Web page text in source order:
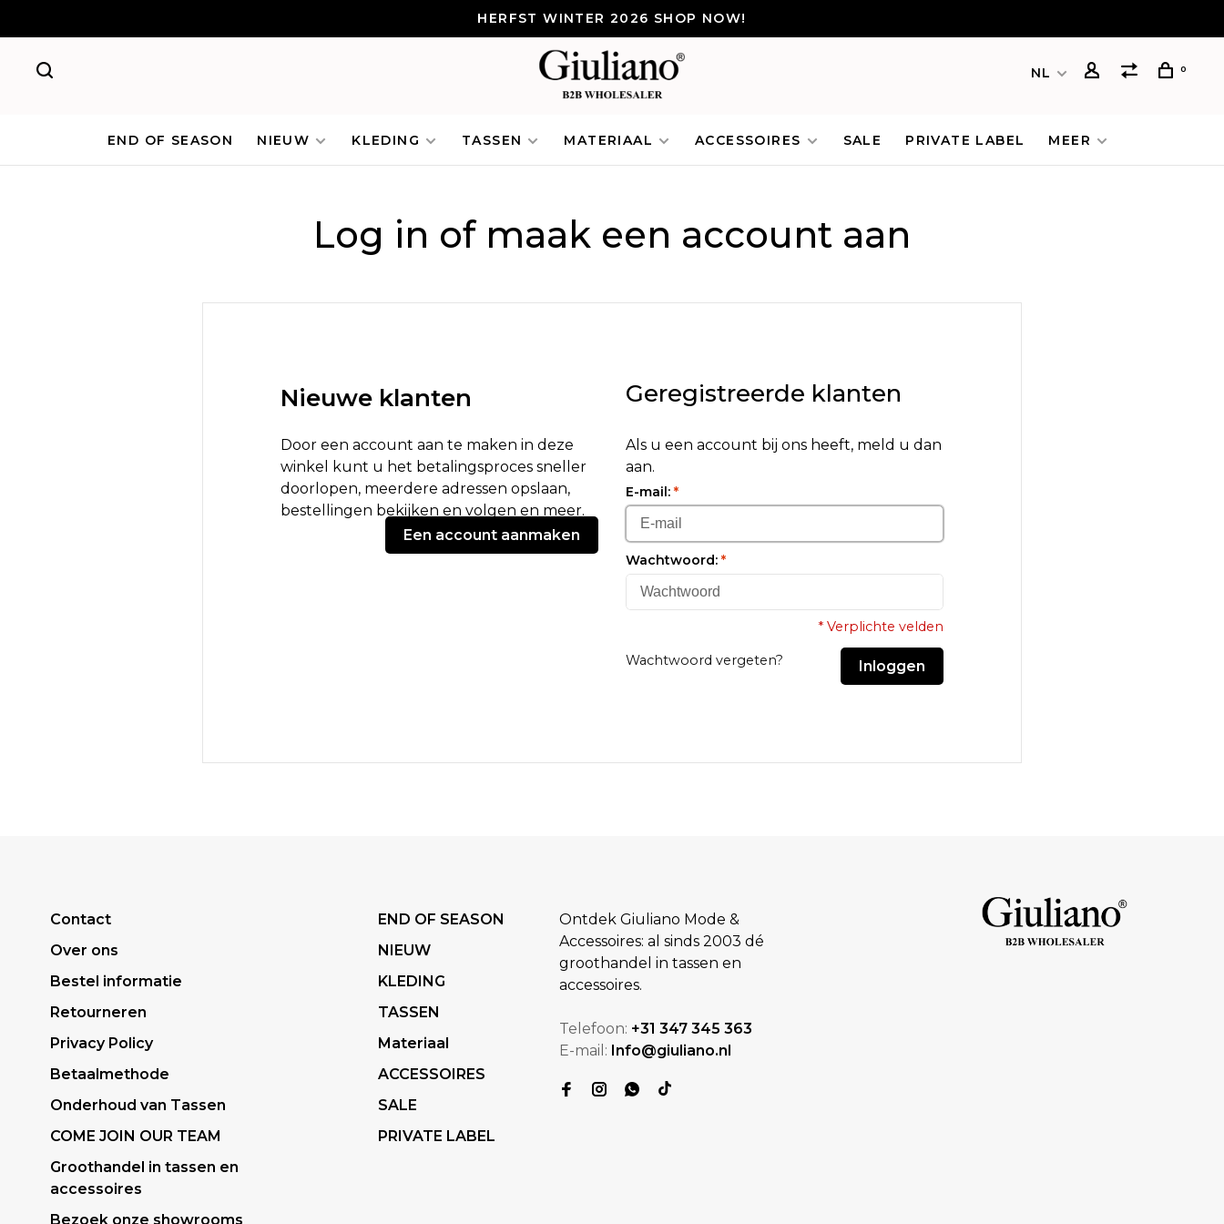
HERFST WINTER 2026 SHOP NOW!
NL 0
END OF SEASON NIEUW KLEDING TASSEN MATERIAAL ACCESSOIRES SALE PRIVATE LABEL MEER
Log in of maak een account aan
Nieuwe klanten
Door een account aan te maken in deze
winkel kunt u het betalingsproces sneller
doorlopen, meerdere adressen opslaan,
bestellingen bekijken en volgen en meer.
Een account aanmaken
Geregistreerde klanten
Als u een account bij ons heeft, meld u dan
aan.
E-mail: *
Wachtwoord: *
* Verplichte velden
Wachtwoord vergeten? Inloggen
Contact
Over ons
Bestel informatie
Retourneren
Privacy Policy
Betaalmethode
Onderhoud van Tassen
COME JOIN OUR TEAM
Groothandel in tassen en
accessoires
Bezoek onze showrooms
END OF SEASON
NIEUW
KLEDING
TASSEN
Materiaal
ACCESSOIRES
SALE
PRIVATE LABEL
Ontdek Giuliano Mode &
Accessoires: al sinds 2003 dé
groothandel in tassen en
accessoires.
Telefoon: +31 347 345 363
E-mail: Info@giuliano.nl